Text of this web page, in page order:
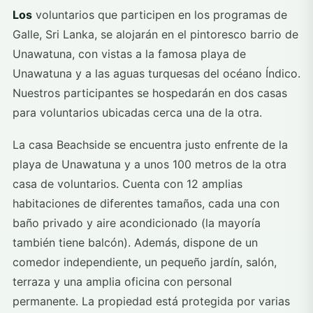
Los voluntarios que participen en los programas de
Galle, Sri Lanka, se alojarán en el pintoresco barrio de
Unawatuna, con vistas a la famosa playa de
Unawatuna y a las aguas turquesas del océano Índico.
Nuestros participantes se hospedarán en dos casas
para voluntarios ubicadas cerca una de la otra.
La casa Beachside se encuentra justo enfrente de la
playa de Unawatuna y a unos 100 metros de la otra
casa de voluntarios. Cuenta con 12 amplias
habitaciones de diferentes tamaños, cada una con
baño privado y aire acondicionado (la mayoría
también tiene balcón). Además, dispone de un
comedor independiente, un pequeño jardín, salón,
terraza y una amplia oficina con personal
permanente. La propiedad está protegida por varias